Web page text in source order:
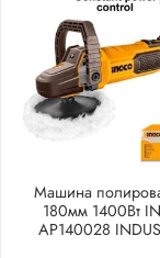
Машина
180мм 1400Вт
AP140028